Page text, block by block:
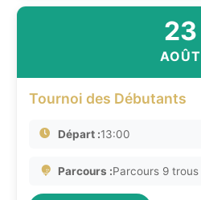
23
AOÛT
Tournoi des Débutants
Départ :13:00
Parcours :Parcours 9 trous